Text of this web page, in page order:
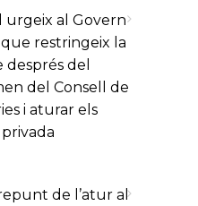
al Govern
restringeix la
després del
del Consell de
i aturar els
de l’atur al